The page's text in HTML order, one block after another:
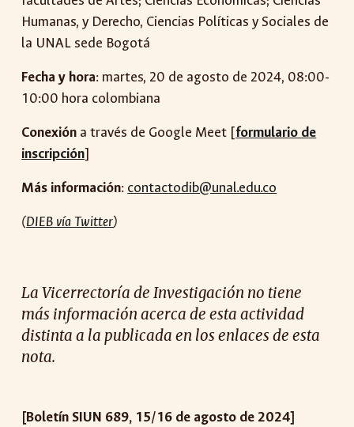
Humanas, y Derecho, Ciencias Políticas y Sociales de
la UNAL sede Bogotá
Fecha y hora: martes, 20 de agosto de 2024, 08:00-
10:00 hora colombiana
Conexión a través de Google Meet [formulario de
inscripción]
Más información: contactodib@unal.edu.co
(DIEB vía Twitter)
La Vicerrectoría de Investigación no tiene
más información acerca de esta actividad
distinta a la publicada en los enlaces de esta
nota.
[Boletín SIUN 689, 15/16 de agosto de 2024]